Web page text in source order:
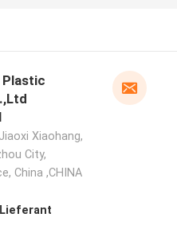
Plastic
Xiaohang,
City,
China ,CHINA